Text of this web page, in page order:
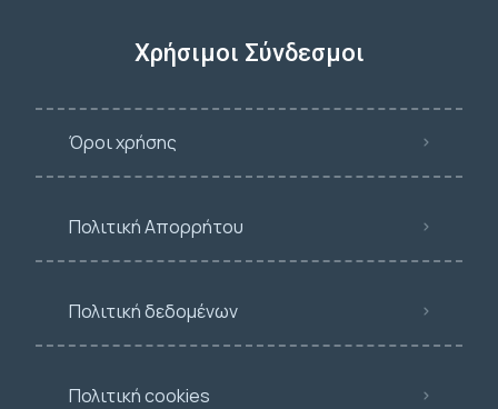
Χρήσιμοι Σύνδεσμοι
Όροι χρήσης
Πολιτική Απορρήτου
Πολιτική δεδομένων
Πολιτική cookies